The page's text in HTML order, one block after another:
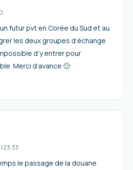
futur pvt en Corée du Sud et au
les deux groupes d’échange
d’y entrer pour
Merci d’avance 🙂
|23:33
le passage de la douane